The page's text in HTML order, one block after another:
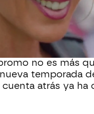
y un grupo de 20
Aarón Mata,
programa, y
no es más
temporada
cuenta atrás ya ha